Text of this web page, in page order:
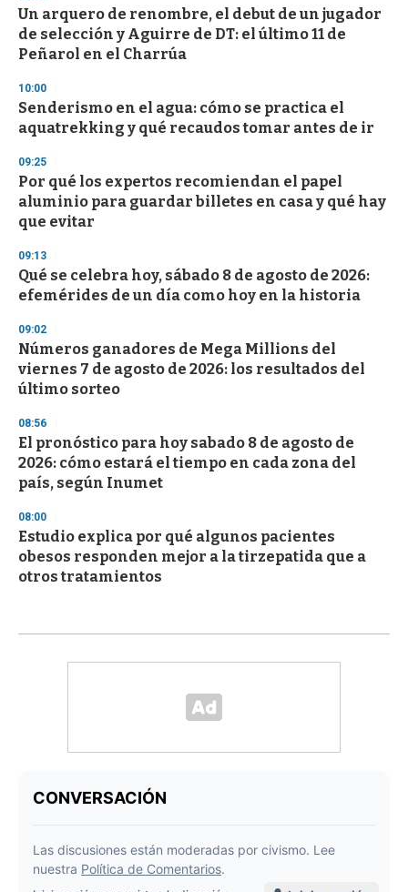
e
c
o
n
Un arquero de renombre, el debut de un jugador
de selección y Aguirre de DT: el último 11 de
Peñarol en el Charrúa
10:00
Senderismo en el agua: cómo se practica el
aquatrekking y qué recaudos tomar antes de ir
09:25
Por qué los expertos recomiendan el papel
aluminio para guardar billetes en casa y qué hay
que evitar
09:13
Qué se celebra hoy, sábado 8 de agosto de 2026:
efemérides de un día como hoy en la historia
09:02
Números ganadores de Mega Millions del
viernes 7 de agosto de 2026: los resultados del
último sorteo
08:56
El pronóstico para hoy sabado 8 de agosto de
2026: cómo estará el tiempo en cada zona del
país, según Inumet
08:00
Estudio explica por qué algunos pacientes
obesos responden mejor a la tirzepatida que a
otros tratamientos